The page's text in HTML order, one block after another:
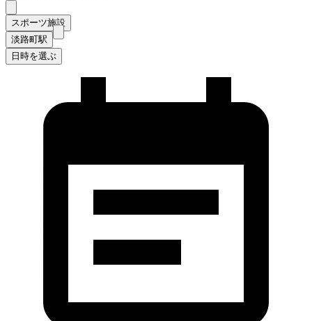
スポーツ施設
淡路町駅
日時を選ぶ